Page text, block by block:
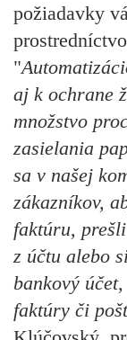
požiadavky
"
aj k ochrane
množstvo
zasielania
sa v našej
zákazníkov,
faktúru,
z účtu alebo
bankový
faktúry či